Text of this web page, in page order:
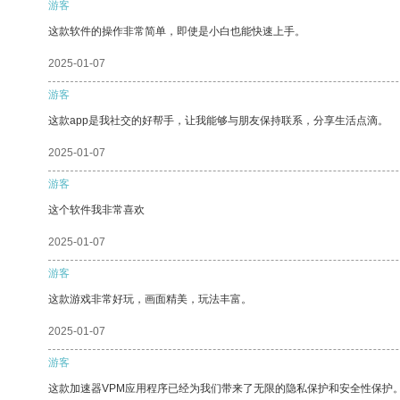
游客
这款软件的操作非常简单，即使是小白也能快速上手。
2025-01-07
游客
这款app是我社交的好帮手，让我能够与朋友保持联系，分享生活点滴。
2025-01-07
游客
这个软件我非常喜欢
2025-01-07
游客
这款游戏非常好玩，画面精美，玩法丰富。
2025-01-07
游客
这款加速器VPM应用程序已经为我们带来了无限的隐私保护和安全性保护